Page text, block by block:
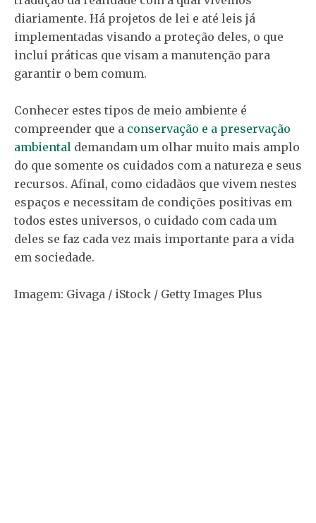
diariamente. Há projetos de lei e até leis já
implementadas visando a proteção deles, o que
inclui práticas que visam a manutenção para
garantir o bem comum.
Conhecer estes tipos de meio ambiente é
compreender que a conservação e a preservação
ambiental demandam um olhar muito mais amplo
do que somente os cuidados com a natureza e seus
recursos. Afinal, como cidadãos que vivem nestes
espaços e necessitam de condições positivas em
todos estes universos, o cuidado com cada um
deles se faz cada vez mais importante para a vida
em sociedade.
Imagem: Givaga / iStock / Getty Images Plus